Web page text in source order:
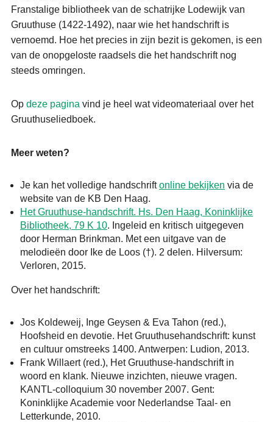
Franstalige bibliotheek van de schatrijke Lodewijk van
Gruuthuse (1422-1492), naar wie het handschrift is
vernoemd. Hoe het precies in zijn bezit is gekomen, is een
van de onopgeloste raadsels die het handschrift nog
steeds omringen.
Op deze pagina vind je heel wat videomateriaal over het
Gruuthuseliedboek.
Meer weten?
Je kan het volledige handschriftonline bekijken via de
website van de KB Den Haag.
Het Gruuthuse-handschrift. Hs. Den Haag, Koninklijke
Bibliotheek, 79 K 10. Ingeleid en kritisch uitgegeven
door Herman Brinkman. Met een uitgave van de
melodieën door Ike de Loos (†). 2 delen. Hilversum:
Verloren, 2015.
Over het handschrift:
Jos Koldeweij, Inge Geysen & Eva Tahon (red.),
Hoofsheid en devotie. Het Gruuthusehandschrift: kunst
en cultuur omstreeks 1400. Antwerpen: Ludion, 2013.
Frank Willaert (red.), Het Gruuthuse-handschrift in
woord en klank. Nieuwe inzichten, nieuwe vragen.
KANTL-colloquium 30 november 2007. Gent:
Koninklijke Academie voor Nederlandse Taal- en
Letterkunde, 2010.